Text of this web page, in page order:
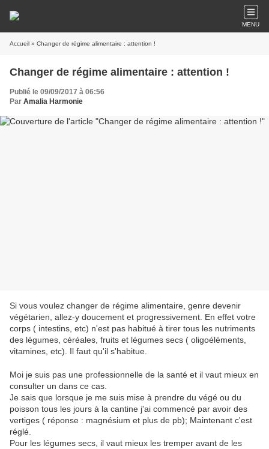
MENU
Accueil » Changer de régime alimentaire : attention !
Changer de régime alimentaire : attention !
Publié le 09/09/2017 à 06:56
Par Amalia Harmonie
Si vous voulez changer de régime alimentaire, genre devenir
végétarien, allez-y doucement et progressivement. En effet votre
corps ( intestins, etc) n'est pas habitué à tirer tous les nutriments
des légumes, céréales, fruits et légumes secs ( oligoéléments,
vitamines, etc). Il faut qu'il s'habitue.
Moi je suis pas une professionnelle de la santé et il vaut mieux en
consulter un dans ce cas.
Je sais que lorsque je me suis mise à prendre du végé ou du
poisson tous les jours à la cantine j'ai commencé par avoir des
vertiges ( réponse : magnésium et plus de pb); Maintenant c'est
réglé.
Pour les légumes secs, il vaut mieux les tremper avant de les